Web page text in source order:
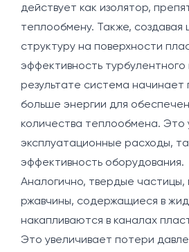
действует как изолятор,
теплообмену. Также, создавая
структуру на поверхности
эффективность турбулентного
результате система начинает
больше энергии для
количества теплообмена. Это
эксплуатационные расходы,
эффективность оборудования.
Аналогично, твердые частицы,
ржавчины, содержащиеся в
накапливаются в каналах
Это увеличивает потери